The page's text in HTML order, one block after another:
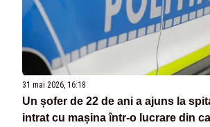
31 mai 2026, 16:18
Un șofer de 22 de ani a ajuns la
intrat cu mașina într-o lucrare din